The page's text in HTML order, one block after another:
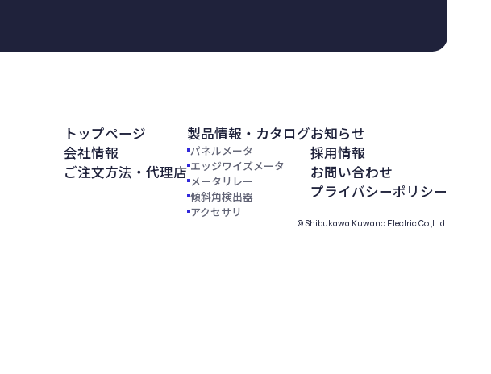
トップページ
会社情報
ご注文方法・代理店
製品情報・カタログ
パネルメータ
エッジワイズメータ
メータリレー
傾斜角検出器
アクセサリ
お知らせ
採用情報
お問い合わせ
プライバシーポリシー
© Shibukawa Kuwano Electric Co.,Ltd.